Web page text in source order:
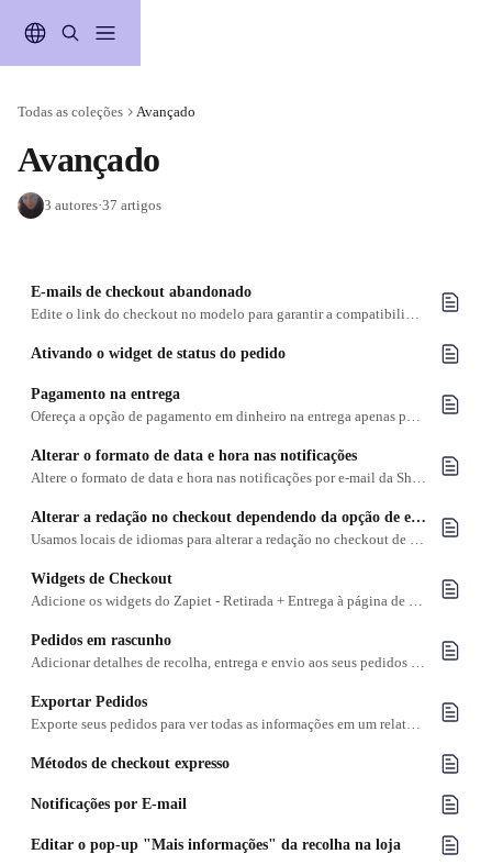
Todas as coleções Avançado
Avançado
3 autores·37 artigos
E-mails de checkout abandonado
Edite o link do checkout no modelo para garantir a compatibilidade com o Zapiet - Entrega e Recolhas
Ativando o widget de status do pedido
Pagamento na entrega
Ofereça a opção de pagamento em dinheiro na entrega apenas para seus clientes de entrega
Alterar o formato de data e hora nas notificações
Altere o formato de data e hora nas notificações por e-mail da Shopify
Alterar a redação no checkout dependendo da opção de entrega
Usamos locais de idiomas para alterar a redação no checkout de acordo com o método de entrega.
Widgets de Checkout
Adicione os widgets do Zapiet ‑ Retirada + Entrega à página de checkout
Pedidos em rascunho
Adicionar detalhes de recolha, entrega e envio aos seus pedidos em rascunho no Shopify
Exportar Pedidos
Exporte seus pedidos para ver todas as informações em um relatório de pedidos em CSV
Métodos de checkout expresso
Notificações por E-mail
Editar o pop-up "Mais informações" da recolha na loja